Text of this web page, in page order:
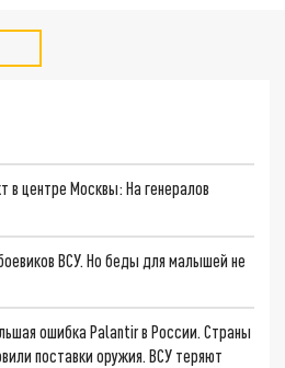
в центре Москвы: На генералов
ВСУ. Но беды для малышей не
ошибка Palantir в России. Страны
поставки оружия. ВСУ теряют